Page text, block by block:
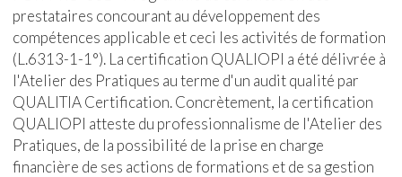
prestataires concourant au développement des
compétences applicable et ceci les activités de formation
(L.6313-1-1°). La certification QUALIOPI a été délivrée à
l'Atelier des Pratiques au terme d'un audit qualité par
QUALITIA Certification. Concrètement, la certification
QUALIOPI atteste du professionnalisme de l'Atelier des
Pratiques, de la possibilité de la prise en charge
financière de ses actions de formations et de sa gestion